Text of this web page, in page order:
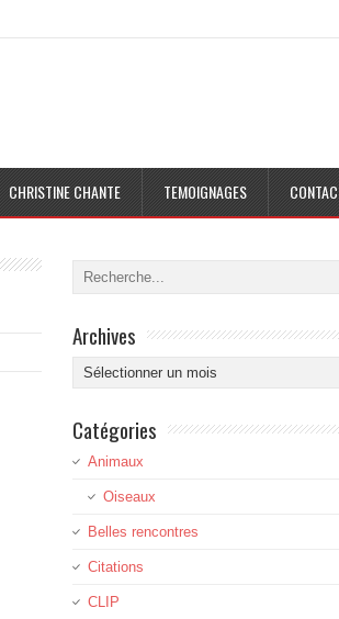
CHRISTINE CHANTE TEMOIGNAGES
Archives
Archives
Catégories
Animaux
Oiseaux
Belles rencontres
Citations
CLIP